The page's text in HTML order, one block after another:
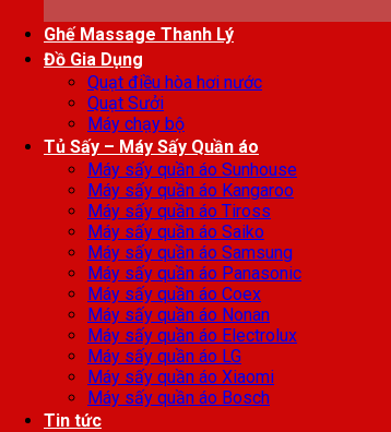
Ghế Massage Thanh Lý
Đồ Gia Dụng
Quạt điều hòa hơi nước
Quạt Sưởi
Máy chạy bộ
Tủ Sấy – Máy Sấy Quần áo
Máy sấy quần áo Sunhouse
Máy sấy quần áo Kangaroo
Máy sấy quần áo Tiross
Máy sấy quần áo Saiko
Máy sấy quần áo Samsung
Máy sấy quần áo Panasonic
Máy sấy quần áo Coex
Máy sấy quần áo Nonan
Máy sấy quần áo Electrolux
Máy sấy quần áo LG
Máy sấy quần áo Xiaomi
Máy sấy quần áo Bosch
Tin tức